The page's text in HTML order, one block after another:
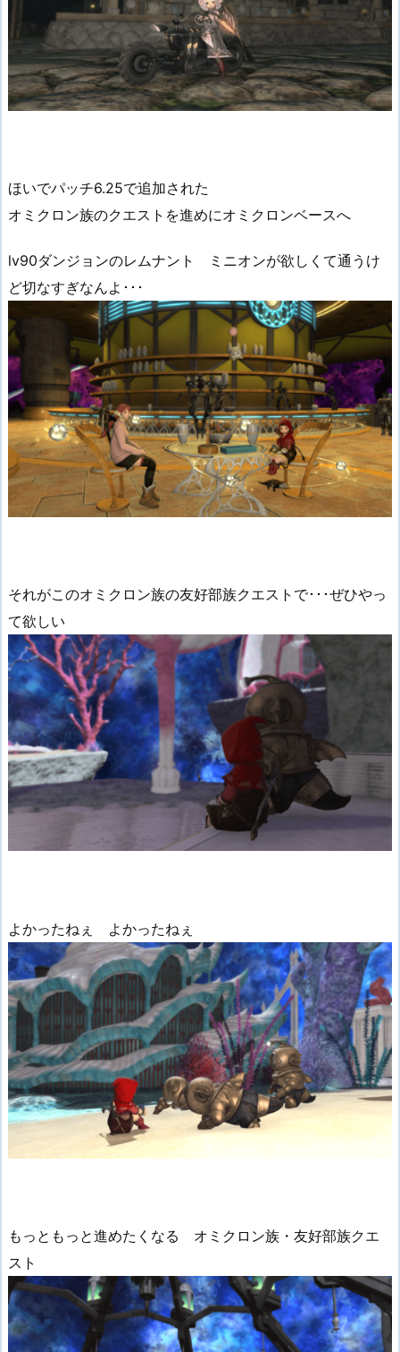
ほいでパッチ6.25で追加された
オミクロン族のクエストを進めにオミクロンベースへ
lv90ダンジョンのレムナント ミニオンが欲しくて通うけ
ど切なすぎなんよ･･･
それがこのオミクロン族の友好部族クエストで･･･ぜひやっ
て欲しい
よかったねぇ よかったねぇ
もっともっと進めたくなる オミクロン族・友好部族クエ
スト